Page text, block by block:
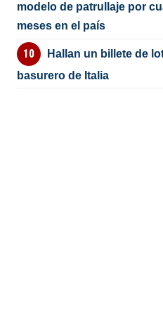
modelo de patrullaje por
meses en el país
Hallan un billete de
basurero de Italia